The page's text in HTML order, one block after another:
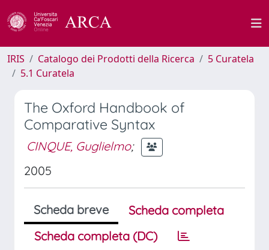
IRIS Catalogo dei Prodotti della Ricerca
5 Curatela
5.1 Curatela
The Oxford Handbook of
Comparative Syntax
CINQUE, Guglielmo;
2005
Scheda breve
Scheda completa
Scheda completa (DC)